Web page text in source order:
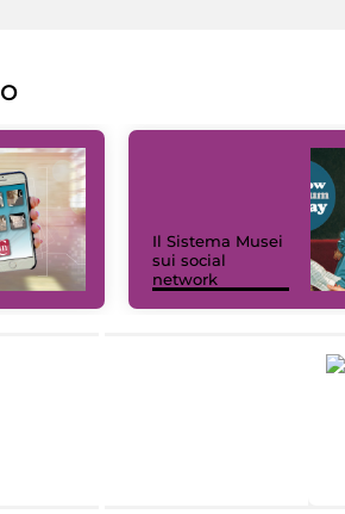
Il Sistema Musei
sui social
network